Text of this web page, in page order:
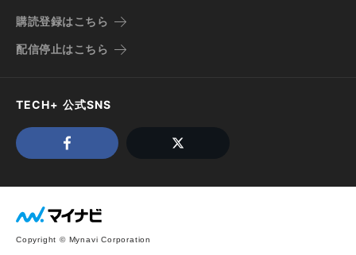
購読登録はこちら
配信停止はこちら
TECH+ 公式SNS
Copyright © Mynavi Corporation